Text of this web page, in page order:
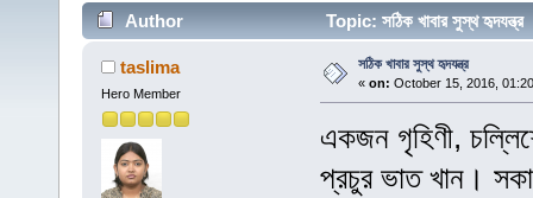
Author Topic: সঠিক খাবার সুস্থ
taslima
Hero Member
সঠিক খাবার সুস্থ হৃদযন্ত্র
« on: October 15, 2016,
একজন গৃহিণী,
প্রচুর ভাত খান।